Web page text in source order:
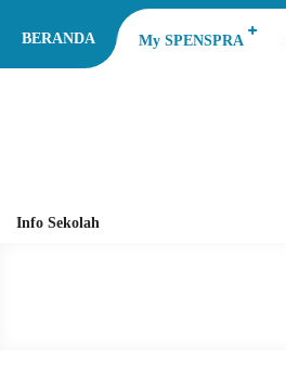
BERANDA My SPENSPRA
Info Sekolah